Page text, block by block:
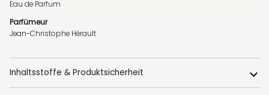
Eau de Parfum
Parfümeur
Jean-Christophe Hérault
Inhaltsstoffe & Produktsicherheit